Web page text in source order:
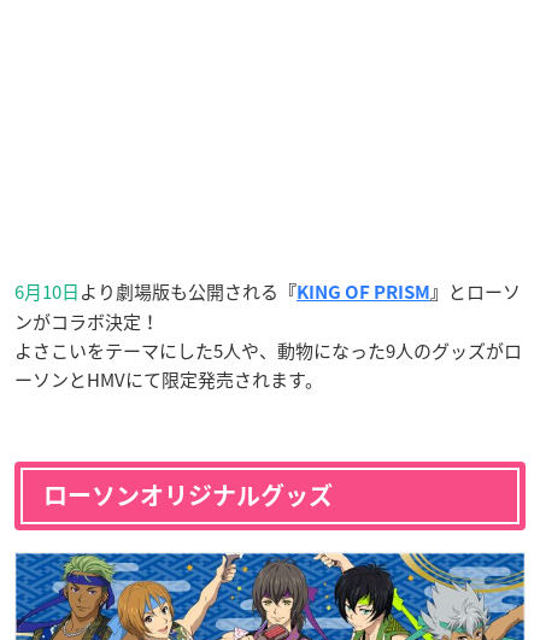
6月10日より劇場版も公開される 『KING OF PRISM 』
とローソ
ンがコラボ決定！
よさこいをテーマにした5人や、動物になった9人のグッズがロ
ーソンとHMVにて限定発売されます。
ローソンオリジナルグッズ